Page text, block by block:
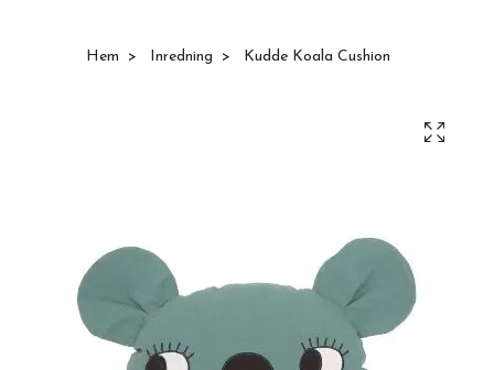
Hem Inredning Kudde Koala Cushion